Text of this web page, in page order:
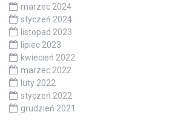
marzec 2024
styczeń 2024
listopad 2023
lipiec 2023
kwiecień 2022
marzec 2022
luty 2022
styczeń 2022
grudzień 2021